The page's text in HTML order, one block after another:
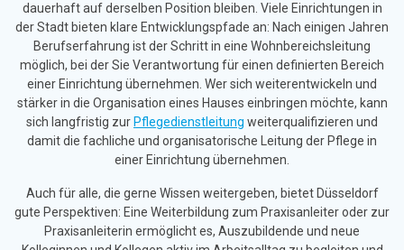
dauerhaft auf derselben Position bleiben. Viele Einrichtungen in
der Stadt bieten klare Entwicklungspfade an: Nach einigen Jahren
Berufserfahrung ist der Schritt in eine Wohnbereichsleitung
möglich, bei der Sie Verantwortung für einen definierten Bereich
einer Einrichtung übernehmen. Wer sich weiterentwickeln und
stärker in die Organisation eines Hauses einbringen möchte, kann
sich langfristig zur Pflegedienstleitung weiterqualifizieren und
damit die fachliche und organisatorische Leitung der Pflege in
einer Einrichtung übernehmen.
Auch für alle, die gerne Wissen weitergeben, bietet Düsseldorf
gute Perspektiven: Eine Weiterbildung zum Praxisanleiter oder zur
Praxisanleiterin ermöglicht es, Auszubildende und neue